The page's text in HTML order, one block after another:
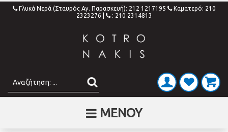
Γλυκά Νερά (Σταυρός Αγ. Παρασκευή): 212 1217195
Καματερό: 210
2323276
: 210 2314813
ΜΕΝΟΥ